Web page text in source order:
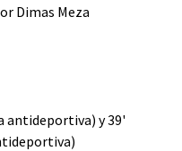
Dimas Meza
antideportiva) y 39'